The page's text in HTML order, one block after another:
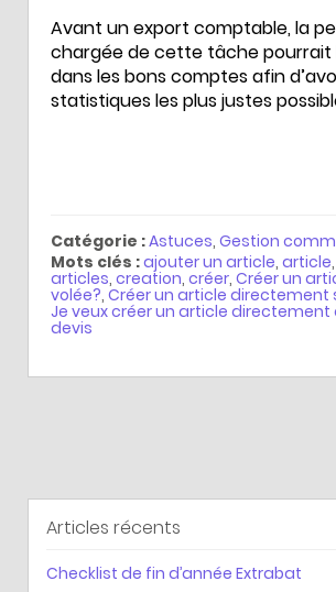
Avant un export comptable, la
chargée de cette tâche pourrait
dans les bons comptes afin
statistiques les plus justes
Catégorie :Astuces, Gestion
Mots clés :ajouter un article, article,
articles, creation, créer, Créer un
volée?, Créer un article directement
Je veux créer un article directement
devis
Articles récents
Checklist de fin d’année Extrabat